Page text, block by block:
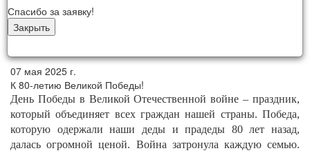
Спасибо за заявку!
Закрыть
07 мая 2025 г.
К 80-летию Великой Победы!
День Победы в Великой Отечественной войне – праздник,
который объединяет всех граждан нашей страны. Победа,
которую одержали наши деды и прадеды 80 лет назад,
далась огромной ценой. Война затронула каждую семью.